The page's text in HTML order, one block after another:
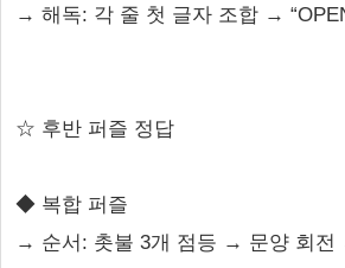
→ 해독: 각 줄 첫 글자 조합 →
☆ 후반 퍼즐 정답
◆ 복합 퍼즐
→ 순서: 촛불 3개 점등 → 문양 회전